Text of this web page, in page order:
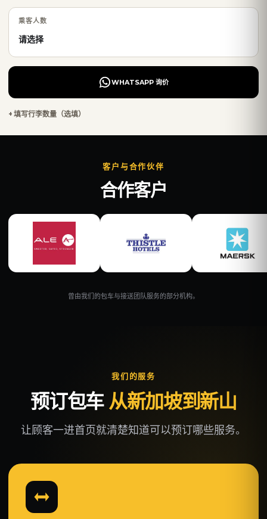
乘客人数
WHATSAPP 询价
+ 填写行李数量（选填）
客户与合作伙伴
合作客户
曾由我们的包车与接送团队服务的部分机构。
我们的服务
预订包车 从新加坡到新山
让顾客一进首页就清楚知道可以预订哪些服务。